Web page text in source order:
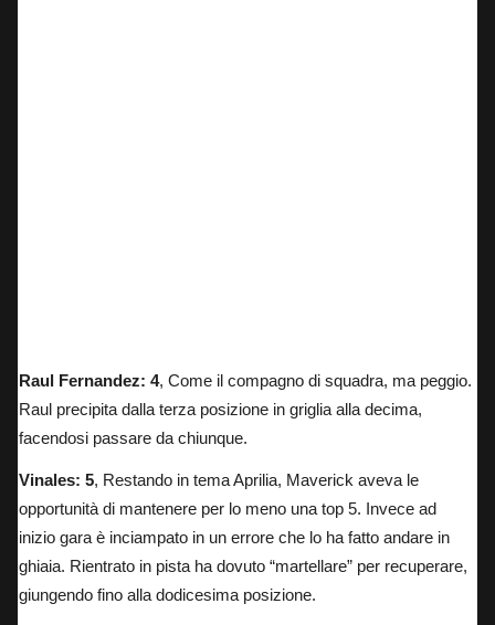
Raul Fernandez: 4, Come il compagno di squadra, ma peggio.
Raul precipita dalla terza posizione in griglia alla decima,
facendosi passare da chiunque.
Vinales: 5, Restando in tema Aprilia, Maverick aveva le
opportunità di mantenere per lo meno una top 5. Invece ad
inizio gara è inciampato in un errore che lo ha fatto andare in
ghiaia. Rientrato in pista ha dovuto “martellare” per recuperare,
giungendo fino alla dodicesima posizione.